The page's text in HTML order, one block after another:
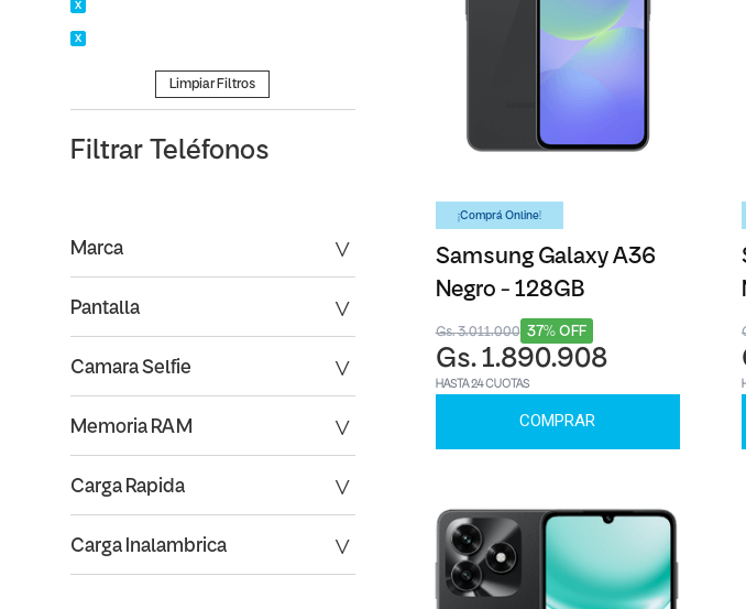
Limpiar Filtros
Filtrar Teléfonos
Marca
Pantalla
Carga Rapida
Memoria RAM
Carga Inalambrica
Camara Selfie
¡Comprá Online!
Samsung Galaxy A36
Negro - 128GB
37% OFF
Gs. 3.011.000
Gs. 1.890.908
HASTA 24 CUOTAS
COMPRAR